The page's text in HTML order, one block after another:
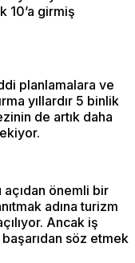
10’a girmiş
planlamalara ve
yıllardır 5 binlik
de artık daha
açıdan önemli bir
adına turizm
Ancak iş
söz etmek